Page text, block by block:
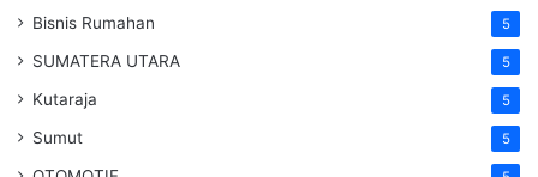
Bisnis Rumahan 5
SUMATERA UTARA 5
Kutaraja 5
Sumut 5